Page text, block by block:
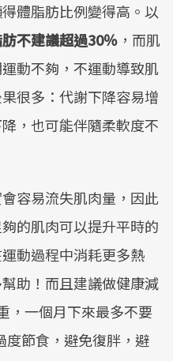
體脂肪比例變得高。以
不建議超過30％ ，而肌
動不夠，不運動導致肌
很多：代謝下降容易增
，也可能伴隨柔軟度不
容易流失肌肉量，因此
的肌肉可以提升平時的
動過程中消耗更多熱
助！而且建議做健康減
，一個月下來最多不要
度節食，避免復胖，避